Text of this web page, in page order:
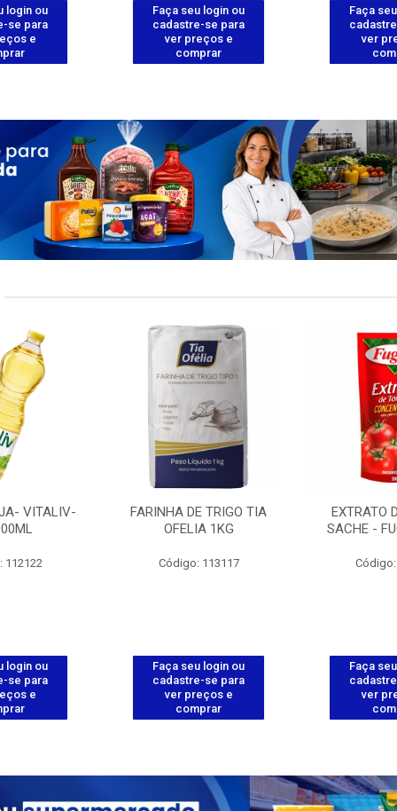
login ou
se para
e
Faça seu login ou
cadastre-se para
ver preços e
comprar
Faça
ver
VITALIV-
112122
login ou
se para
e
FARINHA DE TRIGO TIA
OFELIA 1KG
Código: 113117
Faça seu login ou
cadastre-se para
ver preços e
comprar
EXTRATO
SACHE -
Faça
ver